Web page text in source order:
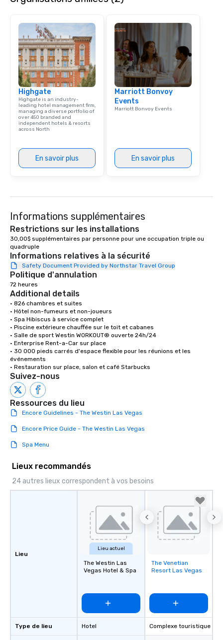
including Universal Destinations &
Experiences’ new, year-round horror
entertainment experience Horror
Unleashed.
Highgate
Highgate is an industry-
leading hotel management firm,
managing a diverse portfolio of
over 450 branded and
independent hotels & resorts
across North
En savoir plus
Marriott Bonvoy
Events
Marriott Bonvoy Events
En savoir plus
Informations supplémentaires
Restrictions sur les installations
30,00$ supplémentaires par personne pour une occupation triple ou
quadruple
Informations relatives à la sécurité
Safety Document Provided by Northstar Travel Group
Politique d'annulation
72 heures
Additional details
• 826 chambres et suites
• Hôtel non-fumeurs et non-joueurs
• Spa Hibiscus à service complet
• Piscine extérieure chauffée sur le toit et cabanes
• Salle de sport Westin WORKOUT® ouverte 24h/24
• Enterprise Rent-a-Car sur place
• 30 000 pieds carrés d'espace flexible pour les réunions et les
événements
• Restauration sur place, salon et café Starbucks
Suivez-nous
Ressources du lieu
Encore Guidelines - The Westin Las Vegas
Encore Price Guide - The Westin Las Vegas
Spa Menu
Lieux recommandés
24 autres lieux correspondent à vos besoins
Lieu
Type de lieu
Lieu actuel
The Westin Las
Vegas Hotel & Spa
Hotel
Removed from
favorites
The Venetian
Resort Las Vegas
Complexe touristique